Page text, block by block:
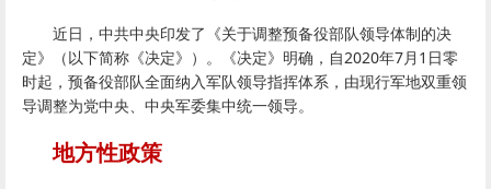
近日，中共中央印发了《关于调整预备役部队领导体制的决
定》（以下简称《决定》）。《决定》明确，自2020年7月1日零
时起，预备役部队全面纳入军队领导指挥体系，由现行军地双重领
导调整为党中央、中央军委集中统一领导。
地方性政策